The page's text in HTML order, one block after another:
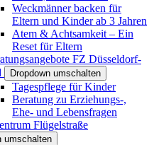
Weckmänner backen für
Eltern und Kinder ab 3 Jahren
Atem & Achtsamkeit – Ein
Reset für Eltern
FZ Düsseldorf-
Dropdown umschalten
Tagespflege für Kinder
Beratung zu Erziehungs-,
Ehe- und Lebensfragen
Flügelstraße
umschalten